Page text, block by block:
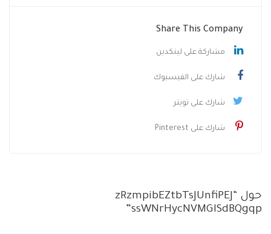
Share This Company
مشاركة على لينكدين
شارك على الفيسبوك
شارك على تويتر
شارك على Pinterest
حول “zRzmpibEZtbTsJUnfiPEJ
ssWNrHycNVMGISdBQgqp”